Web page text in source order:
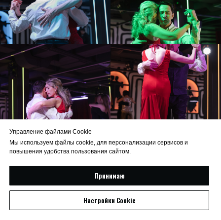
Управление файлами Cookie
Мы используем файлы cookie, для персонализации сервисов и
повышения удобства пользования сайтом.
Принимаю
Настройки Cookie